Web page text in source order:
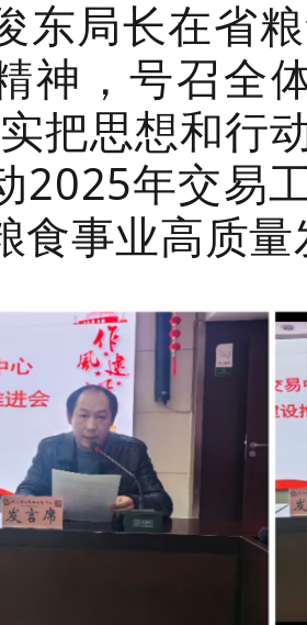
东局长在省
神，号召全
把思想和行
2025年交易
食事业高质